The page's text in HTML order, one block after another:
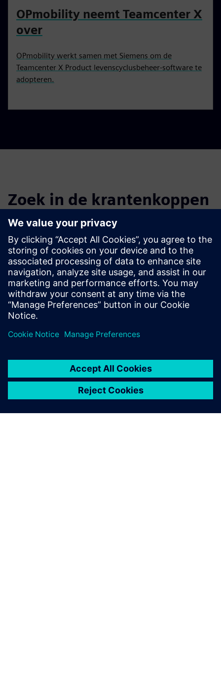
OPmobility neemt Teamcenter X
over
OPmobility werkt samen met Siemens om de
Teamcenter X Product levenscyclusbeheer-software te
adopteren.
Zoek in de krantenkoppen
Filter de krantenkoppen van eerdere nieuwsberichten en
persberichten.
Global news portal
Get the latest global press releases, press feature, images and